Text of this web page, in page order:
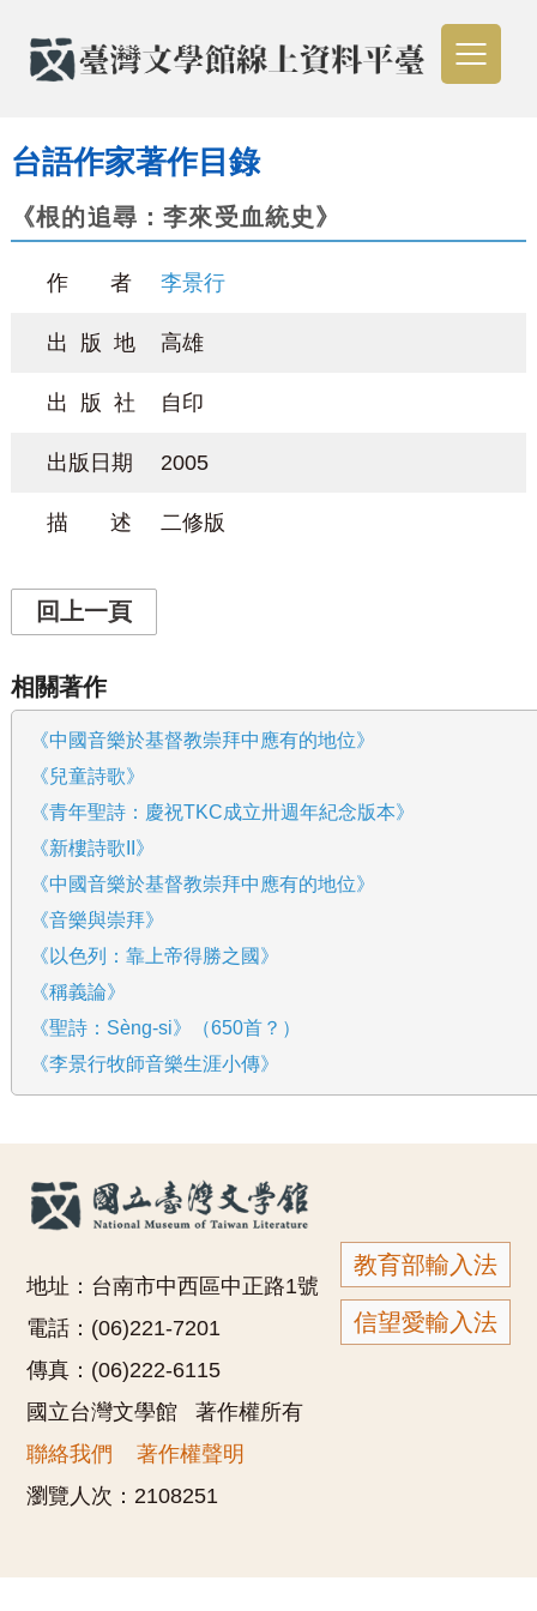
台語作家著作目錄
《根的追尋：李來受血統史》
作 者 李景行
出 版 地 高雄
出 版 社 自印
出版日期 2005
描 述 二修版
回上一頁
相關著作
《中國音樂於基督教崇拜中應有的地位》
《兒童詩歌》
《青年聖詩：慶祝TKC成立卅週年紀念版本》
《新樓詩歌II》
《中國音樂於基督教崇拜中應有的地位》
《音樂與崇拜》
《以色列：靠上帝得勝之國》
《稱義論》
《聖詩：Sèng-si》（650首？）
《李景行牧師音樂生涯小傳》
教育部輸入法
信望愛輸入法
地址：台南市中西區中正路1號
電話：(06)221-7201
傳真：(06)222-6115
國立台灣文學館 著作權所有
聯絡我們
著作權聲明
瀏覽人次： 2108251